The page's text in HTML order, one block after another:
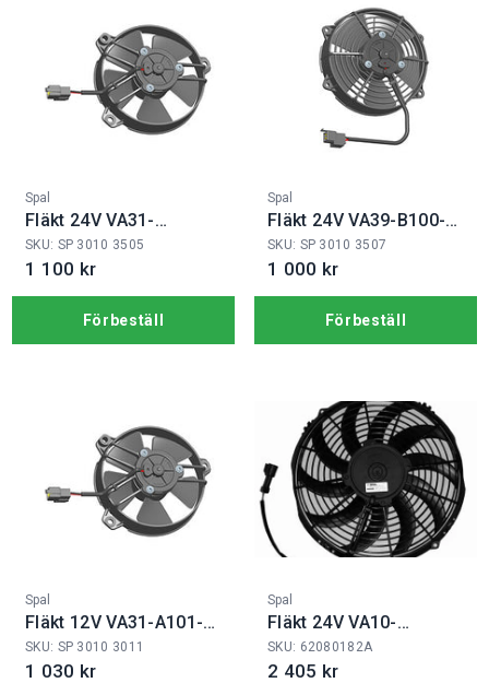
Fabrikat:
Spal
Fläkt 24V VA31-
B101/IE-46A
SKU: SP 3010 3505
1 100 kr
Förbeställ
Fabrikat:
Spal
Fläkt 24V VA39-B100-
45S
SKU: SP 3010 3507
1 000 kr
Förbeställ
Fabrikat:
Spal
Fläkt 12V VA31-A101-
46A
SKU: SP 3010 3011
1 030 kr
Fabrikat:
Spal
Fläkt 24V VA10-
BP50/C-61A
SKU: 62080182A
2 405 kr